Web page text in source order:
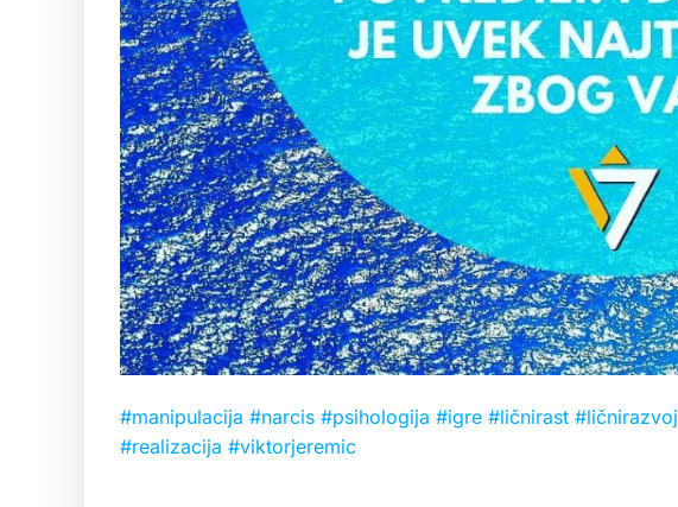
#manipulacija #narcis #psihologija #igre #ličnirast #ličnirazvoj
#realizacija #viktorjeremic